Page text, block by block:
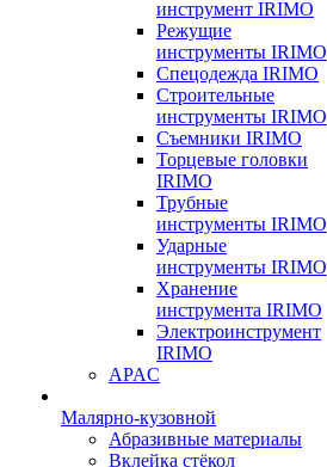
инструмент IRIMO
Режущие
инструменты IRIMO
Спецодежда IRIMO
Строительные
инструменты IRIMO
Съемники IRIMO
Торцевые головки
IRIMO
Трубные
инструменты IRIMO
Ударные
инструменты IRIMO
Хранение
инструмента IRIMO
Электроинструмент
IRIMO
APAC
Малярно-кузовной
Абразивные материалы
Вклейка стёкол